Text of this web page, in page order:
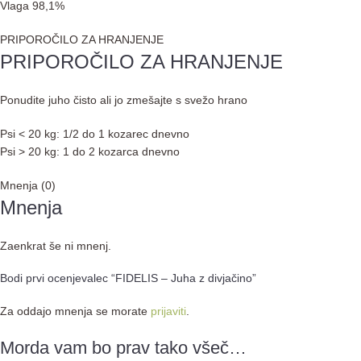
Vlaga 98,1%
PRIPOROČILO ZA HRANJENJE
PRIPOROČILO ZA HRANJENJE
Ponudite juho čisto ali jo zmešajte s svežo hrano
Psi < 20 kg: 1/2 do 1 kozarec dnevno
Psi > 20 kg: 1 do 2 kozarca dnevno
Mnenja (0)
Mnenja
Zaenkrat še ni mnenj.
Bodi prvi ocenjevalec “FIDELIS – Juha z divjačino”
Za oddajo mnenja se morate prijaviti
Morda vam bo prav tako všeč…